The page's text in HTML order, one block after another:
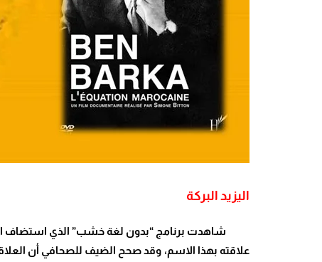
اليزيد البركة
شاهدت برنامج “بدون لغة خشب” الذي استضاف
علاقته بهذا الاسم، وقد صحح الضيف للصحافي أن